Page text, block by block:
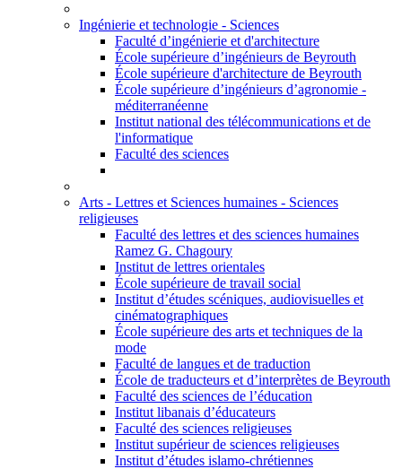
Ingénierie et technologie - Sciences
Faculté d’ingénierie et d'architecture
École supérieure d’ingénieurs de Beyrouth
École supérieure d'architecture de Beyrouth
École supérieure d’ingénieurs d’agronomie -
méditerranéenne
Institut national des télécommunications et de
l'informatique
Faculté des sciences
Arts - Lettres et Sciences humaines - Sciences
religieuses
Faculté des lettres et des sciences humaines
Ramez G. Chagoury
Institut de lettres orientales
École supérieure de travail social
Institut d’études scéniques, audiovisuelles et
cinématographiques
École supérieure des arts et techniques de la
mode
Faculté de langues et de traduction
École de traducteurs et d’interprètes de Beyrouth
Faculté des sciences de l’éducation
Institut libanais d’éducateurs
Faculté des sciences religieuses
Institut supérieur de sciences religieuses
Institut d’études islamo-chrétiennes